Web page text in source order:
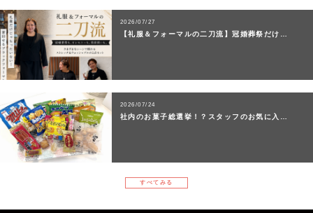
2026/07/27
【礼服＆フォーマルの二刀流】冠婚葬祭だけ…
2026/07/24
社内のお菓子総選挙！？スタッフのお気に入…
すべてみる